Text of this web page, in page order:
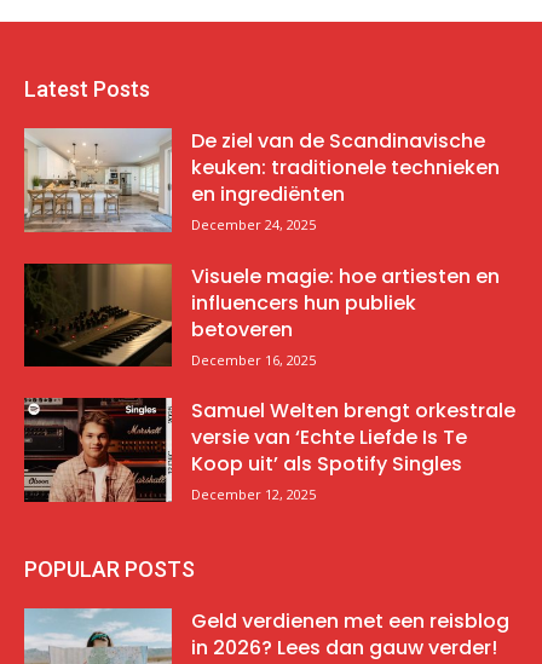
Latest Posts
De ziel van de Scandinavische
keuken: traditionele technieken
en ingrediënten
December 24, 2025
Visuele magie: hoe artiesten en
influencers hun publiek
betoveren
December 16, 2025
Samuel Welten brengt orkestrale
versie van ‘Echte Liefde Is Te
Koop uit’ als Spotify Singles
December 12, 2025
POPULAR POSTS
Geld verdienen met een reisblog
in 2026? Lees dan gauw verder!